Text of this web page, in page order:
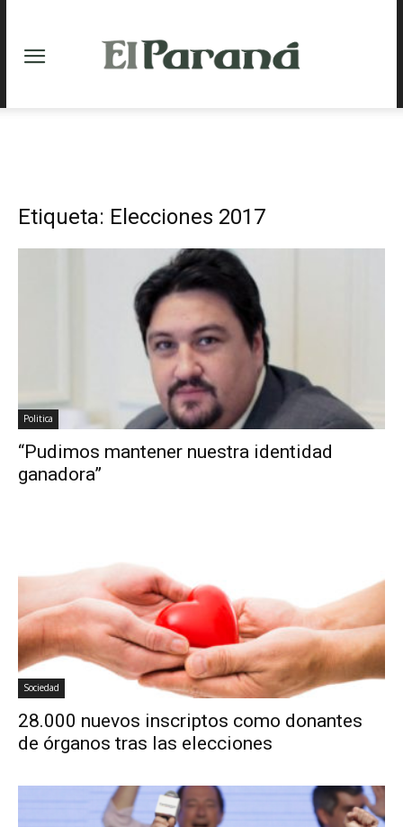
Etiqueta: Elecciones 2017
Politica
“Pudimos mantener nuestra identidad
ganadora”
Sociedad
28.000 nuevos inscriptos como donantes
de órganos tras las elecciones